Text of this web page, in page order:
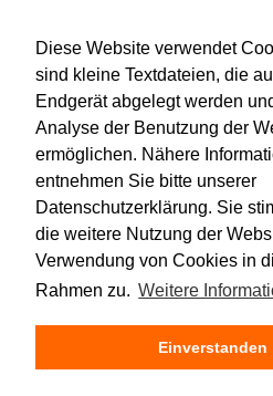
Diese Website verwendet
sind kleine Textdateien, die
Endgerät abgelegt werden
Analyse der Benutzung der
ermöglichen. Nähere
entnehmen Sie bitte unserer
Datenschutzerklärung. Sie
die weitere Nutzung der
Verwendung von Cookies in
Rahmen zu. Weitere
Einverstanden